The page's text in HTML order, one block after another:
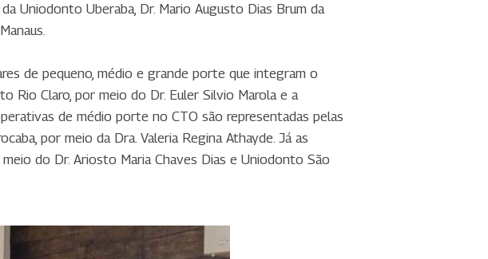
Uniodonto Uberaba, Dr. Mario Augusto Dias Brum da
de pequeno, médio e grande porte que integram o
Rio Claro, por meio do Dr. Euler Silvio Marola e a
de médio porte no CTO são representadas pelas
por meio da Dra. Valeria Regina Athayde. Já as
do Dr. Ariosto Maria Chaves Dias e Uniodonto São